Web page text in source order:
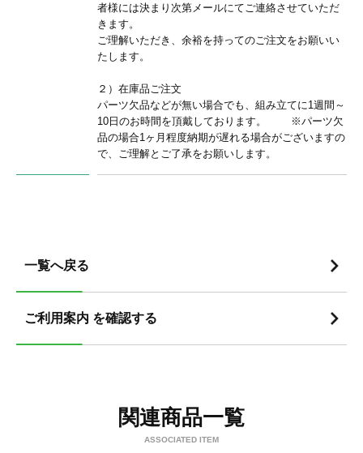
者様には決まり次第メールにてご連絡させていただ
きます。
ご理解いただき、余裕を持ってのご注文をお願いい
たします。
２）在庫品ご注文
パーツ欠品などが無い場合でも、組み立てに1週間～
10日のお時間を頂戴しております。 ※パーツ欠
品の場合1ヶ月程度納期が遅れる場合がございますの
で、ご理解とご了承をお願いします。
一覧へ戻る
ご利用案内 を確認する
関連商品一覧
ASSOCIATED ITEM